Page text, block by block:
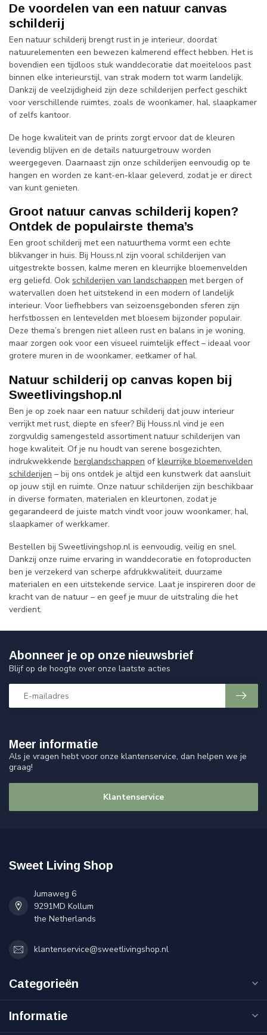
De voordelen van een natuur canvas
schilderij
Een natuur schilderij brengt rust in je interieur, doordat
natuurelementen een bewezen kalmerend effect hebben. Het is
bovendien een tijdloos stuk wanddecoratie dat moeiteloos past
binnen elke interieurstijl, van strak modern tot warm landelijk.
Dankzij de veelzijdigheid zijn deze schilderijen perfect geschikt
voor verschillende ruimtes, zoals de woonkamer, hal, slaapkamer
of zelfs kantoor.
De hoge kwaliteit van de prints zorgt ervoor dat de kleuren
levendig blijven en de details natuurgetrouw worden
weergegeven. Daarnaast zijn onze schilderijen eenvoudig op te
hangen en worden ze kant-en-klaar geleverd, zodat je er direct
van kunt genieten.
Groot natuur canvas schilderij kopen?
Ontdek de populairste thema’s
Een groot schilderij met een natuurthema vormt een echte
blikvanger in huis. Bij Houss.nl zijn vooral schilderijen van
uitgestrekte bossen, kalme meren en kleurrijke bloemenvelden
erg geliefd. Ook schilderijen van landschappen met bergen of
watervallen doen het uitstekend in een modern of landelijk
interieur. Voor liefhebbers van seizoensgebonden sferen zijn
herfstbossen en lentevelden met bloesem bijzonder populair.
Deze thema’s brengen niet alleen rust en balans in je woning,
maar zorgen ook voor een visueel ruimtelijk effect – ideaal voor
grotere muren in de woonkamer, eetkamer of hal.
Natuur schilderij op canvas kopen bij
Sweetlivingshop.nl
Ben je op zoek naar een natuur schilderij dat jouw interieur
verrijkt met rust, diepte en sfeer? Bij Houss.nl vind je een
zorgvuldig samengesteld assortiment natuur schilderijen van
hoge kwaliteit. Of je nu houdt van serene bosgezichten,
indrukwekkende berglandschappen ofkleurrijke bloemenvelden
schilderijen – bij ons ontdek je altijd een kunstwerk dat aansluit
op jouw stijl en ruimte. Onze natuur schilderijen zijn beschikbaar
in diverse formaten, materialen en kleurtonen, zodat je
gegarandeerd de juiste match vindt voor jouw woonkamer, hal,
slaapkamer of werkkamer.
Bestellen bij Sweetlivingshop.nl is eenvoudig, veilig en snel.
Dankzij onze ruime ervaring in wanddecoratie en fotoproducten
ben je verzekerd van scherpe afdrukkwaliteit, duurzame
materialen en een uitstekende service. Laat je inspireren door de
kracht van de natuur – en geef je muur de uitstraling die het
verdient.
Meer informatie
Als je vragen hebt voor onze klantenservice, dan helpen we je
graag!
Klantenservice
Abonneer je op onze nieuwsbrief
Blijf op de hoogte over onze laatste acties
Sweet Living Shop
Jumaweg 6
9291MD Kollum
the Netherlands
klantenservice@sweetlivingshop.nl
Categorieën
Informatie